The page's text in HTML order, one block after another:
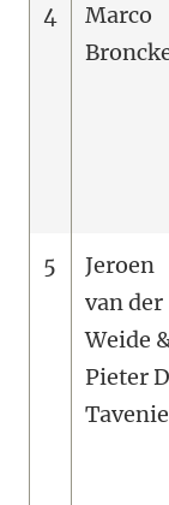
4
Marco
5
Jeroen
van der
Weide
Pieter